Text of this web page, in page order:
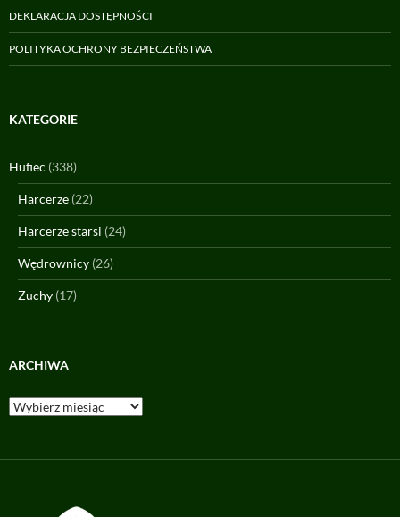
DEKLARACJA DOSTĘPNOŚCI
POLITYKA OCHRONY BEZPIECZEŃSTWA
KATEGORIE
Hufiec (338)
Harcerze (22)
Harcerze starsi (24)
Wędrownicy (26)
Zuchy (17)
ARCHIWA
Archiwa